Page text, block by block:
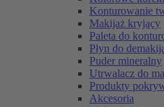
Konturowanie
Makijaż kryjący
Paleta do
Płyn do
Puder mineralny
Utrwalacz do
Produkty
Akcesoria